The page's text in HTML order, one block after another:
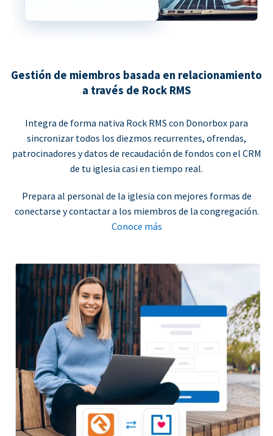
Gestión de miembros basada en relacionamiento
a través de Rock RMS
Integra de forma nativa Rock RMS con Donorbox para
sincronizar todos los diezmos recurrentes, ofrendas,
patrocinadores y datos de recaudación de fondos con el CRM
de tu iglesia casi en tiempo real.
Prepara al personal de la iglesia con mejores formas de
conectarse y contactar a los miembros de la congregación.
Conoce más